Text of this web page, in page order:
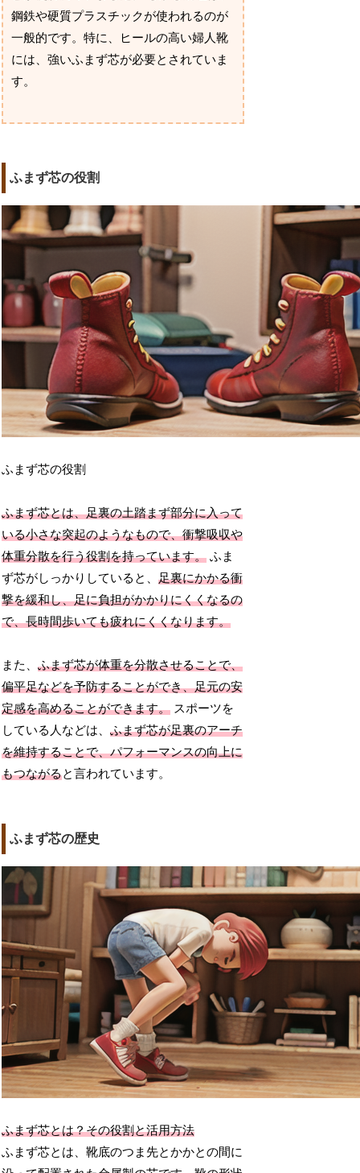
鋼鉄や硬質プラスチックが使われるのが
一般的です。特に、ヒールの高い婦人靴
には、強いふまず芯が必要とされていま
す。
ふまず芯の役割
ふまず芯の役割
ふまず芯とは、足裏の土踏まず部分に入って
いる小さな突起のようなもので、衝撃吸収や
体重分散を行う役割を持っています。 ふま
ず芯がしっかりしていると、足裏にかかる衝
撃を緩和し、足に負担がかかりにくくなるの
で、長時間歩いても疲れにくくなります。
また、ふまず芯が体重を分散させることで、
偏平足などを予防することができ、足元の安
定感を高めることができます。 スポーツを
している人などは、ふまず芯が足裏のアーチ
を維持することで、パフォーマンスの向上に
もつながると言われています。
ふまず芯の歴史
ふまず芯とは？その役割と活用方法
ふまず芯とは、靴底のつま先とかかとの間に